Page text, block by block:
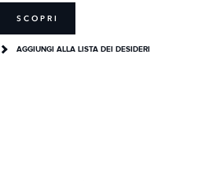
SCOPRI
AGGIUNGI ALLA LISTA DEI DESIDERI